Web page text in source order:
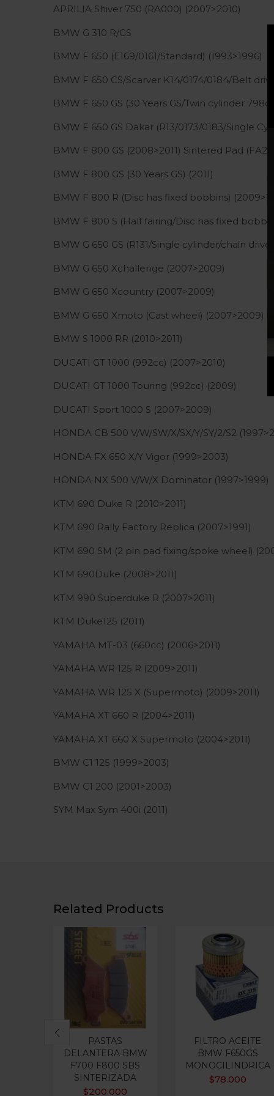
APRILIA Shiver 750 (RA000) (2007>2010)
BMW G 310 R/GS
BMW F 650 (E169/0161/Standard) (1993>1996)
BMW F 650 CS/Scarver K14/0174/0184/Belt
BMW F 650 GS (30 Years GS/Twin cylinder
BMW F 650 GS Dakar (R13/0173/0183/Single
BMW F 800 GS (2008>2011) Sintered Pad
BMW F 800 GS (30 Years GS) (2011)
BMW F 800 R (Disc has fixed bobbins)
BMW F 800 S (Half fairing/Disc has fixed
BMW G 650 GS (R131/Single cylinder/chain
BMW G 650 Xchallenge (2007>2009)
BMW G 650 Xcountry (2007>2009)
BMW G 650 Xmoto (Cast wheel) (2007>2009)
BMW S 1000 RR (2010>2011)
DUCATI GT 1000 (992cc) (2007>2010)
DUCATI GT 1000 Touring (992cc) (2009)
DUCATI Sport 1000 S (2007>2009)
HONDA CB 500 V/W/SW/X/SX/Y/SY/2/S2
HONDA FX 650 X/Y Vigor (1999>2003)
HONDA NX 500 V/W/X Dominator (1997>1999)
KTM 690 Duke R (2010>2011)
KTM 690 Rally Factory Replica (2007>1991)
KTM 690 SM (2 pin pad fixing/spoke wheel)
KTM 690Duke (2008>2011)
KTM 990 Superduke R (2007>2011)
KTM Duke125 (2011)
YAMAHA MT-03 (660cc) (2006>2011)
YAMAHA WR 125 R (2009>2011)
YAMAHA WR 125 X (Supermoto) (2009>2011)
YAMAHA XT 660 R (2004>2011)
YAMAHA XT 660 X Supermoto (2004>2011)
BMW C1 125 (1999>2003)
BMW C1 200 (2001>2003)
SYM Max Sym 400i (2011)
Related Products
PASTAS
DELANTERA BMW
F700 F800 SBS
SINTERIZADA
$200.000
FILTRO ACEITE
BMW F650GS
MONOCILINDRICA
$78.000